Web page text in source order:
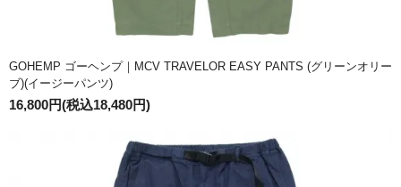
GOHEMP ゴーヘンプ｜MCV TRAVELOR EASY PANTS (グリーンオリー
ブ)(イージーパンツ)
16,800円(税込18,480円)